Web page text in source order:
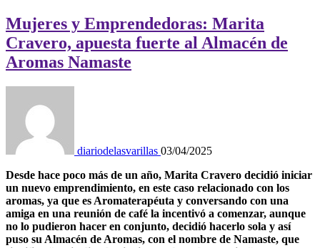
Mujeres y Emprendedoras: Marita
Cravero, apuesta fuerte al Almacén de
Aromas Namaste
diariodelasvarillas 03/04/2025
Desde hace poco más de un año, Marita Cravero decidió iniciar
un nuevo emprendimiento, en este caso relacionado con los
aromas, ya que es Aromaterapéuta y conversando con una
amiga en una reunión de café la incentivó a comenzar, aunque
no lo pudieron hacer en conjunto, decidió hacerlo sola y así
puso su Almacén de Aromas, con el nombre de Namaste, que